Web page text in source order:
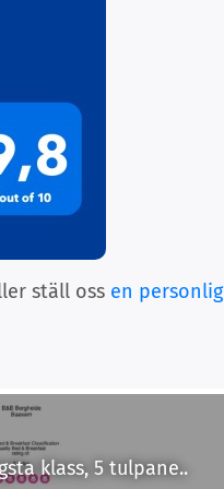
ställ oss en personlig
klass, 5 tulpane..